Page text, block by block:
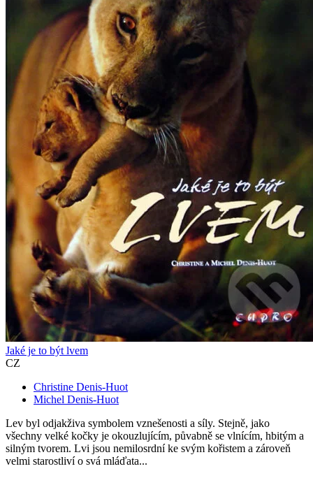
Jaké je to být lvem
CZ
Christine Denis-Huot
Michel Denis-Huot
Lev byl odjakživa symbolem vznešenosti a síly. Stejně, jako
všechny velké kočky je okouzlujícím, půvabně se vlnícím, hbitým a
silným tvorem. Lvi jsou nemilosrdní ke svým kořistem a zároveň
velmi starostliví o svá mláďata...